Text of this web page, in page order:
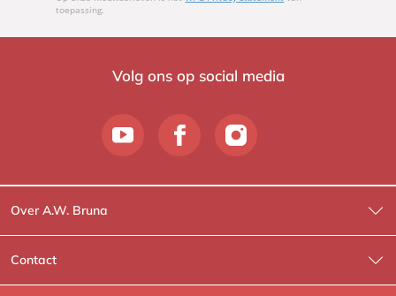
toepassing.
Volg ons op social media
Over A.W. Bruna
Wat wij doen
Wie is Wie?
Contact
Contactinformatie